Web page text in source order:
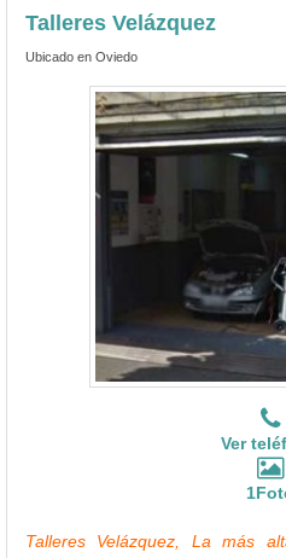
Talleres Velázquez
Ubicado en Oviedo
Ver
Talleres Velázquez, La más